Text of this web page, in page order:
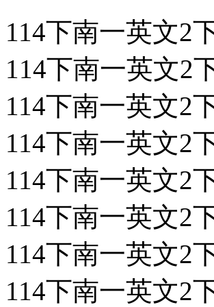
114下南一英文2
114下南一英文2
114下南一英文2
114下南一英文2
114下南一英文2
114下南一英文2
114下南一英文2
114下南一英文2